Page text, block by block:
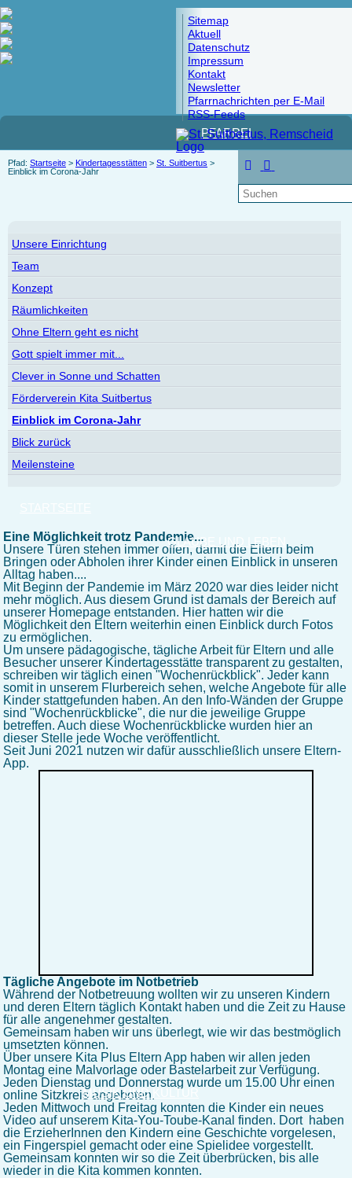
Sitemap
Aktuell
Datenschutz
Impressum
Kontakt
Newsletter
Pfarrnachrichten per E-Mail
RSS-Feeds
PFARREI
GLAUBE UND LEBEN
MUSIK UND KULTUR
Pfad: Startseite > Kindertagesstätten > St. Suitbertus >
Einblick im Corona-Jahr
Unsere Einrichtung
Team
Konzept
Räumlichkeiten
Ohne Eltern geht es nicht
Gott spielt immer mit...
Clever in Sonne und Schatten
Förderverein Kita Suitbertus
Einblick im Corona-Jahr
Blick zurück
Meilensteine
Eine Möglichkeit trotz Pandemie...
Unsere Türen stehen immer offen, damit die Eltern beim
Bringen oder Abholen ihrer Kinder einen Einblick in unseren
Alltag haben....
Mit Beginn der Pandemie im März 2020 war dies leider nicht
mehr möglich. Aus diesem Grund ist damals der Bereich auf
unserer Homepage entstanden. Hier hatten wir die
Möglichkeit den Eltern weiterhin einen Einblick durch Fotos
zu ermöglichen.
Um unsere pädagogische, tägliche Arbeit für Eltern und alle
Besucher unserer Kindertagesstätte transparent zu gestalten,
schreiben wir täglich einen "Wochenrückblick". Jeder kann
somit in unserem Flurbereich sehen, welche Angebote für alle
Kinder stattgefunden haben. An den Info-Wänden der Gruppe
sind "Wochenrückblicke", die nur die jeweilige Gruppe
betreffen. Auch diese Wochenrückblicke wurden hier an
dieser Stelle jede Woche veröffentlicht.
Seit Juni 2021 nutzen wir dafür ausschließlich unsere Eltern-
App.
Tägliche Angebote im Notbetrieb
Während der Notbetreuung wollten wir zu unseren Kindern
und deren Eltern täglich Kontakt haben und die Zeit zu Hause
für alle angenehmer gestalten.
Gemeinsam haben wir uns überlegt, wie wir das bestmöglich
umsetzten können.
Über unsere Kita Plus Eltern App haben wir allen jeden
Montag eine Malvorlage oder Bastelarbeit zur Verfügung.
Jeden Dienstag und Donnerstag wurde um 15.00 Uhr einen
online Sitzkreis angeboten.
Jeden Mittwoch und Freitag konnten die Kinder ein neues
Video auf unserem Kita-You-Toube-Kanal finden. Dort haben
die ErzieherInnen den Kindern eine Geschichte vorgelesen,
ein Fingerspiel gemacht oder eine Spielidee vorgestellt.
Gemeinsam konnten wir so die Zeit überbrücken, bis alle
wieder in die Kita kommen konnten.